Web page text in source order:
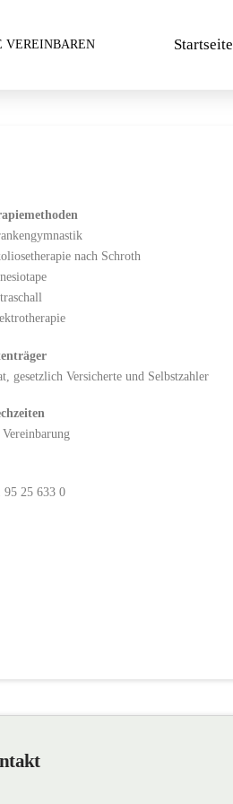
VEREINBAREN Startseite
nach Schroth
gesetzlich Versicherte und Selbstzahler
Vereinbarung
95 25 633 0